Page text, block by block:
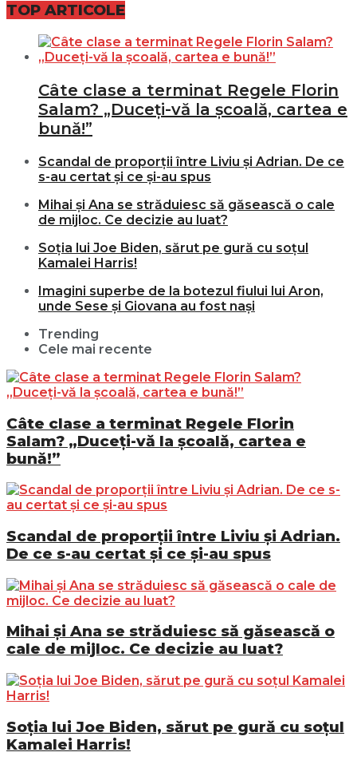
TOP ARTICOLE
Câte clase a terminat Regele Florin
Salam? „Duceți-vă la școală, cartea e
bună!”
Scandal de proporții între Liviu și Adrian. De ce
s-au certat și ce și-au spus
Mihai și Ana se străduiesc să găsească o cale
de mijloc. Ce decizie au luat?
Soția lui Joe Biden, sărut pe gură cu soțul
Kamalei Harris!
Imagini superbe de la botezul fiului lui Aron,
unde Sese și Giovana au fost nași
Trending
Cele mai recente
Câte clase a terminat Regele Florin
Salam? „Duceți-vă la școală, cartea e
bună!”
Scandal de proporții între Liviu și Adrian.
De ce s-au certat și ce și-au spus
Mihai și Ana se străduiesc să găsească o
cale de mijloc. Ce decizie au luat?
Soția lui Joe Biden, sărut pe gură cu soțul
Kamalei Harris!